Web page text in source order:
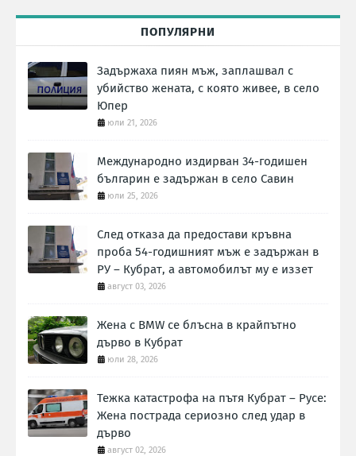
ПОПУЛЯРНИ
Задържаха пиян мъж, заплашвал с
убийство жената, с която живее, в село
Юпер
юли 21, 2026
Международно издирван 34-годишен
българин е задържан в село Савин
юли 25, 2026
След отказа да предостави кръвна
проба 54-годишният мъж е задържан в
РУ – Кубрат, а автомобилът му е иззет
август 03, 2026
Жена с BMW се блъсна в крайпътно
дърво в Кубрат
юли 28, 2026
Тежка катастрофа на пътя Кубрат – Русе:
Жена пострада сериозно след удар в
дърво
август 02, 2026